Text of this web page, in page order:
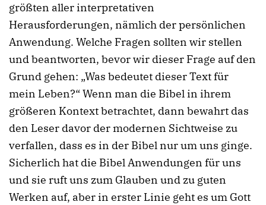
größten aller interpretativen
Herausforderungen, nämlich der persönlichen
Anwendung. Welche Fragen sollten wir stellen
und beantworten, bevor wir dieser Frage auf den
Grund gehen: „Was bedeutet dieser Text für
mein Leben?“ Wenn man die Bibel in ihrem
größeren Kontext betrachtet, dann bewahrt das
den Leser davor der modernen Sichtweise zu
verfallen, dass es in der Bibel nur um uns ginge.
Sicherlich hat die Bibel Anwendungen für uns
und sie ruft uns zum Glauben und zu guten
Werken auf, aber in erster Linie geht es um Gott